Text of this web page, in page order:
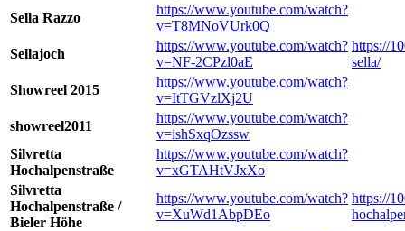
Sella Razzo
https://www.youtube.com/watch?
v=T8MNoVUrk0Q
Sellajoch
https://www.youtube.com/watch?
v=NF-2CPzl0aE
https://
sella/
Showreel 2015
https://www.youtube.com/watch?
v=ItTGVzlXj2U
showreel2011
https://www.youtube.com/watch?
v=ishSxqOzssw
Silvretta
Hochalpenstraße
https://www.youtube.com/watch?
v=xGTAHtVJxXo
Silvretta
Hochalpenstraße /
Bieler Höhe
https://www.youtube.com/watch?
v=XuWd1AbpDEo
https://